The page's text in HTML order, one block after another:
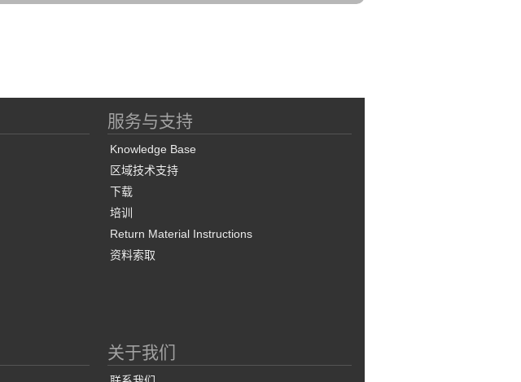
服务与支持
Knowledge Base
区域技术支持
下载
培训
Return Material Instructions
资料索取
关于我们